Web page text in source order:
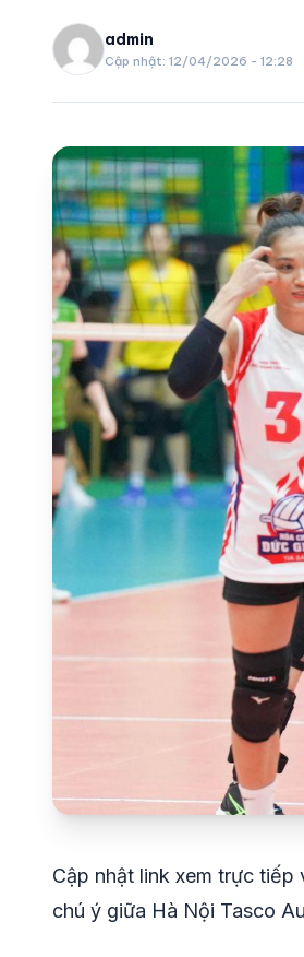
VIDEO
mail
admin
Cập nhật: 12/04/2026 - 12:28
Cập nhật link xem trực
chú ý giữa Hà Nội Tasco